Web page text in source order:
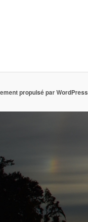
propulsé par WordPress